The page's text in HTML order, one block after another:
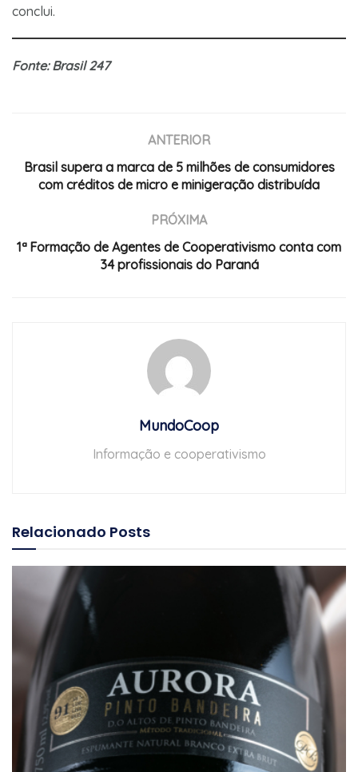
conclui.
Fonte: Brasil 247
ANTERIOR
Brasil supera a marca de 5 milhões de consumidores
com créditos de micro e minigeração distribuída
PRÓXIMA
1ª Formação de Agentes de Cooperativismo conta com
34 profissionais do Paraná
MundoCoop
Informação e cooperativismo
Relacionado Posts